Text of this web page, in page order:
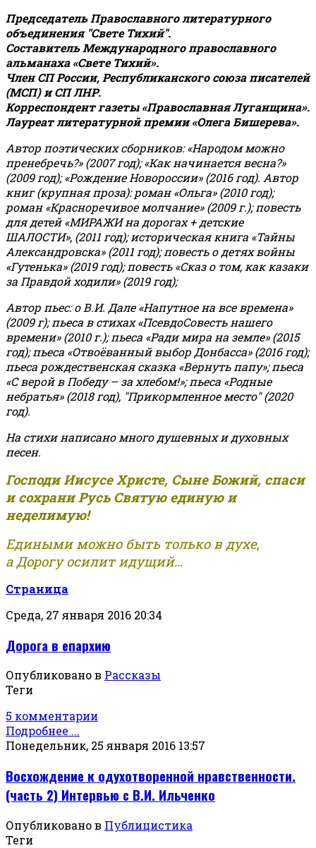
Председатель Православного литературного
объединения "Свете Тихий".
Составитель Международного православного
альманаха «Свете Тихий».
Член СП России, Республиканского союза писателей
(МСП) и СП ЛНР.
Корреспондент газеты «Православная Луганщина».
Лауреат литературной премии «Олега Бишерева».
Автор поэтических сборников: «Народом можно
пренебречь?» (2007 год); «Как начинается весна?»
(2009 год); «Рождение Новороссии» (2016 год). Автор
книг (крупная проза): роман «Ольга» (2010 год);
роман «Красноречивое молчание» (2009 г.); повесть
для детей «МИРАЖИ на дорогах + детские
ШАЛОСТИ», (2011 год); историческая книга «Тайны
Александровска» (2011 год); повесть о детях войны
«Гутенька» (2019 год); повесть «Сказ о том, как казаки
за Правдой ходили» (2019 год);
Автор пьес: о В.И. Дале «Напутное на все времена»
(2009 г); пьеса в стихах «ПсевдоСовесть нашего
времени» (2010 г.); пьеса «Ради мира на земле» (2015
год); пьеса «Отвоёванный выбор Донбасса» (2016 год);
пьеса рождественская сказка «Вернуть папу»; пьеса
«С верой в Победу – за хлебом!»;пьеса «Родные
небратья» (2018 год), "Прикормленное место" (2020
год).
На стихи написано много душевных и духовных
песен.
Господи Иисусе Христе, Сыне Божий, спаси
и сохрани Русь Святую единую и
неделимую!
Едиными можно быть только в духе,
а Дорогу осилит идущий...
Страница
Среда, 27 января 2016 20:34
Дорога в епархию
Опубликовано в Рассказы
Теги
5 комментарии
Подробнее ...
Понедельник, 25 января 2016 13:57
Восхождение к одухотворенной нравственности.
(часть 2) Интервью с В.И. Ильченко
Опубликовано в Публицистика
Теги